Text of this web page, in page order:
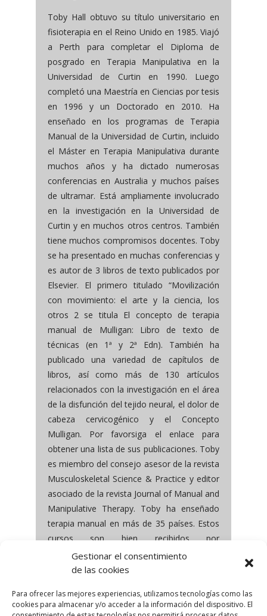
Gestionar el consentimiento
de las cookies
Para ofrecer las mejores experiencias, utilizamos tecnologías como las
cookies para almacenar y/o acceder a la información del dispositivo. El
Toby Hall obtuvo su título universitario en
fisioterapia en el Reino Unido en 1985. Viajó
a Perth para completar el Diploma de
posgrado en Terapia Manipulativa en la
Universidad de Curtin en 1990. Luego
completó una Maestría en Ciencias por tesis
en 1996 y un Doctorado en 2010. Ha
enseñado en los programas de Terapia
Manual de la Universidad de Curtin, incluido
el Máster en Terapia Manipulativa durante
muchos años y ha dictado numerosas
conferencias en Australia y muchos países
de ultramar. Está ampliamente involucrado
en la investigación en la Universidad de
Curtin y en muchos otros centros. También
tiene muchos compromisos docentes. Toby
se ha presentado en muchas conferencias y
es autor de 3 libros de texto publicados por
Elsevier. El primero titulado “Movilización
con movimiento: el arte y la ciencia, los
otros 2 se titula El concepto de terapia
manual de Mulligan: Libro de texto de
técnicas (en 1ª y 2ª Edn). También ha
publicado una variedad de capítulos de
libros, así como más de 130 artículos
relacionados con la investigación en el área
de la disfunción del tejido neural, el dolor de
cabeza cervicogénico y el Concepto
Mulligan. Por favorsiga el enlace para
obtener una lista de sus publicaciones. Toby
es miembro del consejo asesor de la revista
Musculoskeletal Science & Practice y editor
asociado de la revista Journal of Manual and
Manipulative Therapy. Toby ha enseñado
terapia manual en más de 35 países. Estos
cursos son bien recibidos por
fisioterapeutas que tienen una amplia gama
de antecedentes y experiencia en terapia